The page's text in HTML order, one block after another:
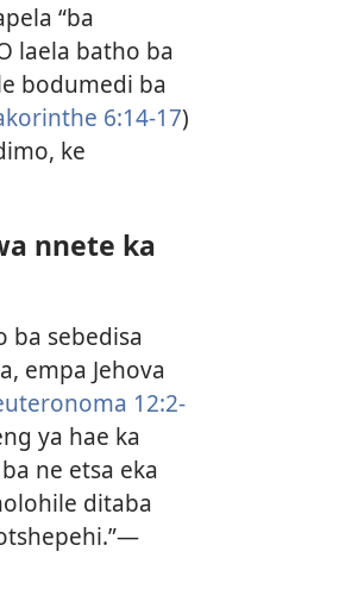
“ba
laela batho ba
bodumedi ba
6:​14-17)
ke
nnete ka
ba sebedisa
empa Jehova
12:​2-
ya hae ka
ne etsa eka
ditaba